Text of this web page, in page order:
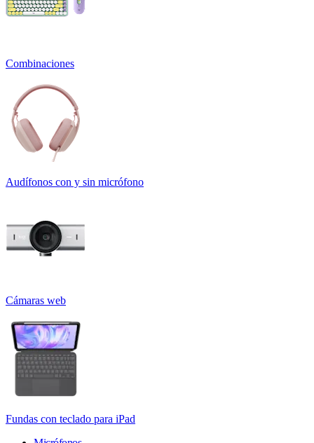
Combinaciones
Audífonos con y sin micrófono
Cámaras web
Fundas con teclado para iPad